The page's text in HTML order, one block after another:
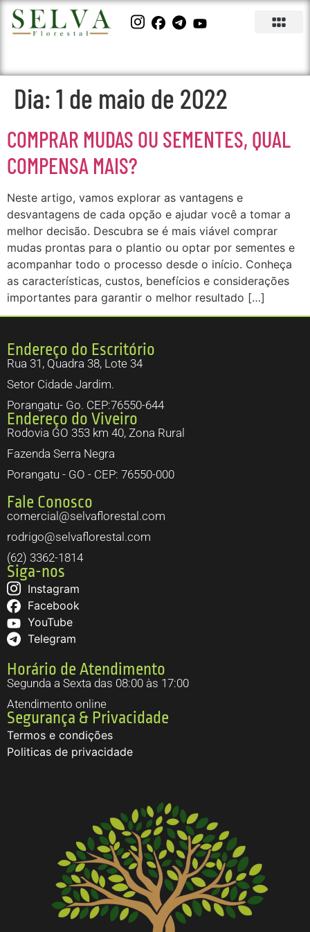
Dia:1 de maio de 2022
COMPRAR MUDAS OU SEMENTES, QUAL
COMPENSA MAIS?
Neste artigo, vamos explorar as vantagens e
desvantagens de cada opção e ajudar você a tomar a
melhor decisão. Descubra se é mais viável comprar
mudas prontas para o plantio ou optar por sementes e
acompanhar todo o processo desde o início. Conheça
as características, custos, benefícios e considerações
importantes para garantir o melhor resultado […]
Endereço do Escritório
Rua 31, Quadra 38, Lote 34
Setor Cidade Jardim.
Porangatu- Go. CEP:76550-644
Endereço do Viveiro
Rodovia GO 353 km 40, Zona Rural
Fazenda Serra Negra
Porangatu - GO - CEP: 76550-000
Fale Conosco
comercial@selvaflorestal.com
rodrigo@selvaflorestal.com
(62) 3362-1814
Siga-nos
Instagram
Facebook
YouTube
Telegram
Horário de Atendimento
Segunda a Sexta das 08:00 às 17:00
Atendimento online
Segurança & Privacidade
Termos e condições
Politicas de privacidade